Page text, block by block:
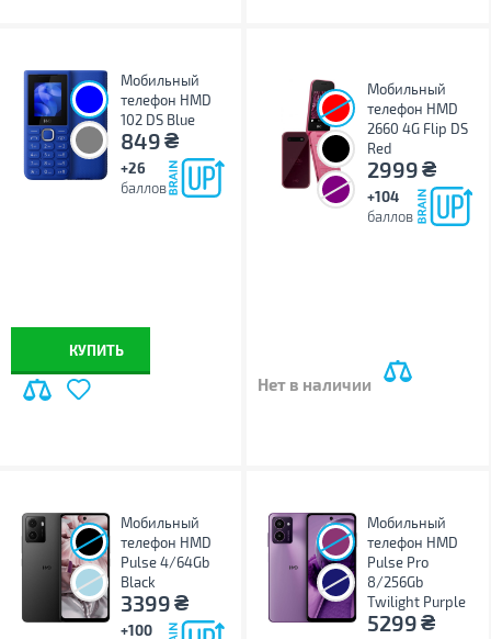
Мобильный
телефон HMD
102 DS Blue
849₴
+26
баллов
КУПИТЬ
Мобильный
телефон HMD
2660 4G Flip DS
Red
2999₴
+104
баллов
Нет в наличии
Мобильный
телефон HMD
Pulse 4/64Gb
Black
3399₴
+100
Мобильный
телефон HMD
Pulse Pro
8/256Gb
Twilight Purple
5299₴